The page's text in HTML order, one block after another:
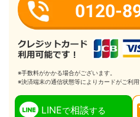
0120-
※手数料がかかる場合がございます。
※決済端末の通信状態等によりカードがご利用
LINEで相談する